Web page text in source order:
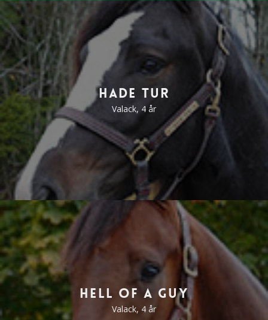
Hade Tur
Valack, 4 år
Hell of a Guy
Valack, 4 år